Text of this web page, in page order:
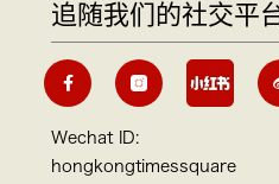
追随我们的社交平
Wechat ID:
hongkongtimessquare